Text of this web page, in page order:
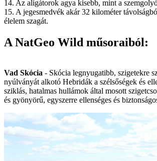
14. Az aligátorok agya kisebb, mint a
15. A jegesmedvék akár 32 kilométer
élelem szagát.
A NatGeo Wild műsoraiból:
Vad Skócia - Skócia legnyugatibb, szigetekre
nyúlványát alkotó Hebridák a szélsőségek és
sziklás, hatalmas hullámok által mosott
és gyönyörű, egyszerre ellenséges és